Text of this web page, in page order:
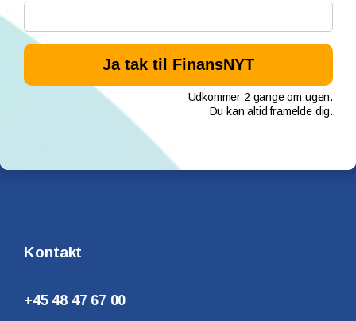
Udkommer 2 gange om ugen.
Du kan altid framelde dig.
Kontakt
+45 48 47 67 00